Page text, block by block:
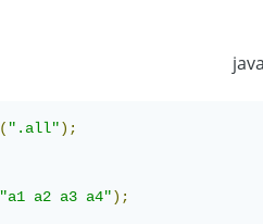
( ".all");
"a1 a2 a3 a4");